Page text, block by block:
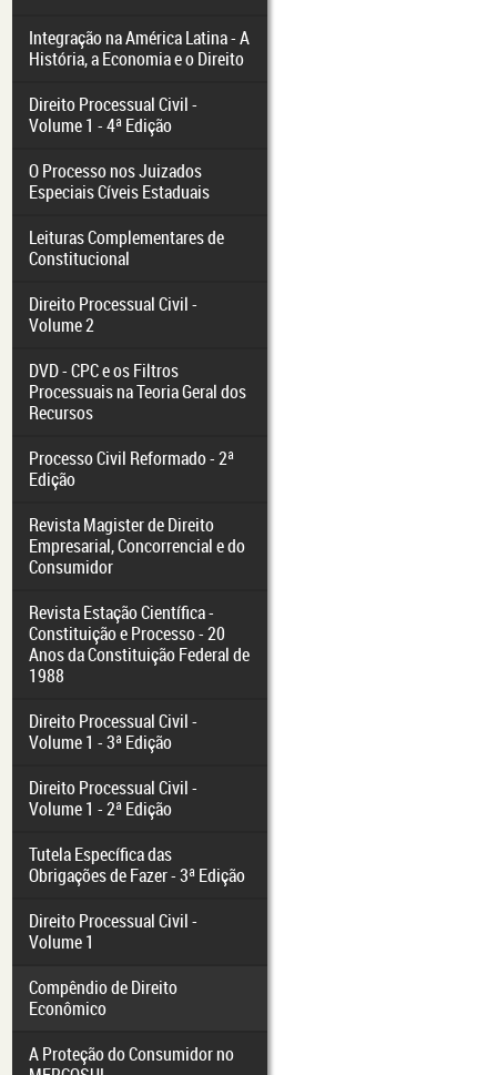
Integração na América Latina - A
História, a Economia e o Direito
Direito Processual Civil -
Volume 1 - 4ª Edição
O Processo nos Juizados
Especiais Cíveis Estaduais
Leituras Complementares de
Constitucional
Direito Processual Civil -
Volume 2
DVD - CPC e os Filtros
Processuais na Teoria Geral dos
Recursos
Processo Civil Reformado - 2ª
Edição
Revista Magister de Direito
Empresarial, Concorrencial e do
Consumidor
Revista Estação Científica -
Constituição e Processo - 20
Anos da Constituição Federal de
1988
Direito Processual Civil -
Volume 1 - 3ª Edição
Direito Processual Civil -
Volume 1 - 2ª Edição
Tutela Específica das
Obrigações de Fazer - 3ª Edição
Direito Processual Civil -
Volume 1
Compêndio de Direito
Econômico
A Proteção do Consumidor no